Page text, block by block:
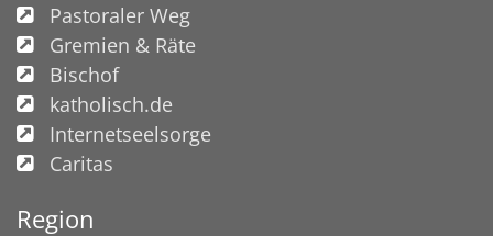
Pastoraler Weg
Gremien & Räte
Bischof
katholisch.de
Internetseelsorge
Caritas
Region